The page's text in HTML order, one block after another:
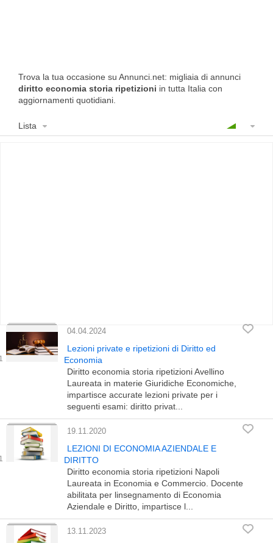
Trova la tua occasione su Annunci.net: migliaia di annunci
diritto economia storia ripetizioni in tutta Italia con
aggiornamenti quotidiani.
Lista
04.04.2024
Lezioni private e ripetizioni di Diritto ed
Economia
Diritto economia storia ripetizioni Avellino
Laureata in materie Giuridiche Economiche,
impartisce accurate lezioni private per i
seguenti esami: diritto privat...
19.11.2020
LEZIONI DI ECONOMIA AZIENDALE E
DIRITTO
Diritto economia storia ripetizioni Napoli
Laureata in Economia e Commercio. Docente
abilitata per linsegnamento di Economia
Aziendale e Diritto, impartisce l...
13.11.2023